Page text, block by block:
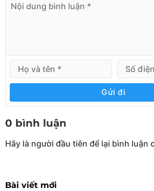
Gửi đi
0 bình luận
Hãy là người đầu tiên để lại bình luận
Bài viết mới